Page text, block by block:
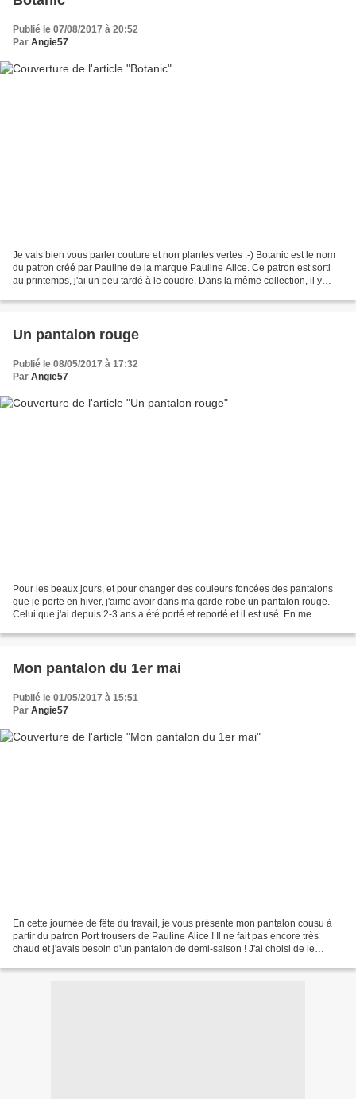
Publié le 07/08/2017 à 20:52
Par Angie57
Je vais bien vous parler couture et non plantes vertes :-) Botanic est le nom
du patron créé par Pauline de la marque Pauline Alice. Ce patron est sorti
au printemps, j'ai un peu tardé à le coudre. Dans la même collection, il y
Un pantalon rouge
Publié le 08/05/2017 à 17:32
Par Angie57
Pour les beaux jours, et pour changer des couleurs foncées des pantalons
que je porte en hiver, j'aime avoir dans ma garde-robe un pantalon rouge.
Celui que j'ai depuis 2-3 ans a été porté et reporté et il est usé. En me
Mon pantalon du 1er mai
Publié le 01/05/2017 à 15:51
Par Angie57
En cette journée de fête du travail, je vous présente mon pantalon cousu à
partir du patron Port trousers de Pauline Alice ! Il ne fait pas encore très
chaud et j'avais besoin d'un pantalon de demi-saison ! J'ai choisi de le